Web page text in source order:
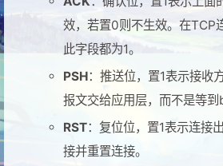
效，若置0则不生效。在TCP
此字段都为1。
PSH：推送位，置1表示接收
报文交给应用层，而不是等
RST：复位位，置1表示连接
接并重置连接。